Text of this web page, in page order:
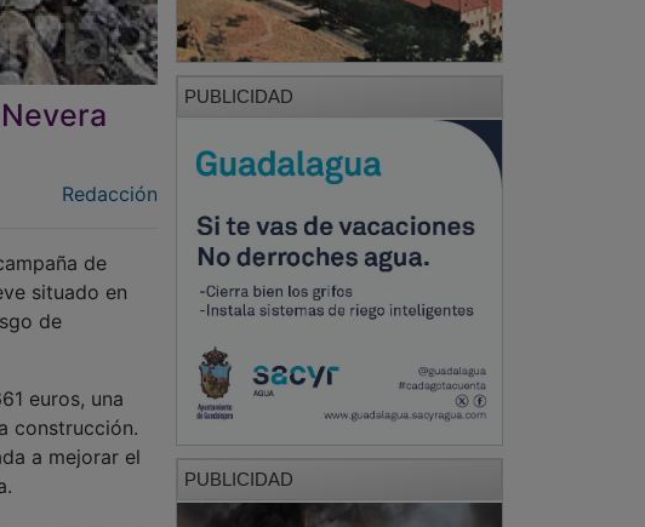
Redacción
de
situado en
de
euros, una
construcción.
a mejorar el
PUBLICIDAD
PUBLICIDAD